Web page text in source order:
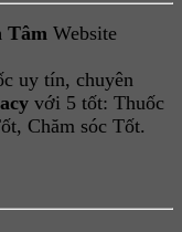
Tâm Website
uy tín, chuyên
với 5 tốt: Thuốc
Chăm sóc Tốt.